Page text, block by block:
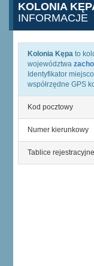
KOLONIA
INFORMACJE
Kolonia Kępa to
województwa
Identyfikator
współrzędne GPS
Kod pocztowy
Numer kierunkowy
Tablice rejestracyjne